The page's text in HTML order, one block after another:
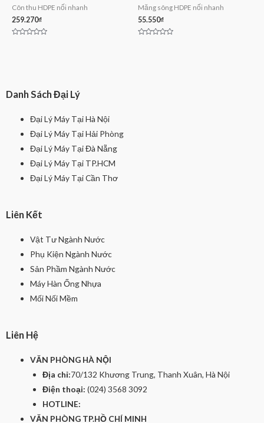
Côn thu HDPE nối nhanh
259.270₫
Măng sông HDPE nối nhanh
55.550₫
Danh Sách Đại Lý
Đại Lý Máy Tại Hà Nội
Đại Lý Máy Tại Hải Phòng
Đại Lý Máy Tại Đà Nẵng
Đại Lý Máy Tại TP.HCM
Đại Lý Máy Tại Cần Thơ
Liên Kết
Vật Tư Ngành Nước
Phụ Kiện Ngành Nước
Sản Phầm Ngành Nước
Máy Hàn Ống Nhựa
Mối Nối Mềm
Liên Hệ
VĂN PHÒNG HÀ NỘI
Địa chỉ:70/132 Khương Trung, Thanh Xuân, Hà Nội
Điện thoại: (024) 3568 3092
HOTLINE:
VĂN PHÒNG TP.HỒ CHÍ MINH